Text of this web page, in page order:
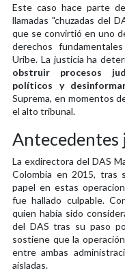
Este caso hace parte
llamadas "chuzadas del
que se convirtió en uno
derechos
Uribe. La justicia ha
obstruir procesos
políticos y
Suprema, en momentos
el alto tribunal.
Antecedentes
La exdirectora del DAS
Colombia en 2015, tras
papel en estas
fue hallado culpable.
quien había sido
del DAS tras su paso
sostiene que la
entre ambas
aisladas.